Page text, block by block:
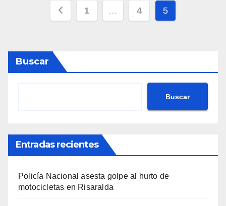
Paginación
entradas
1 … 4 5
Buscar
Buscar
Entradas recientes
Policía Nacional asesta golpe al hurto de
motocicletas en Risaralda